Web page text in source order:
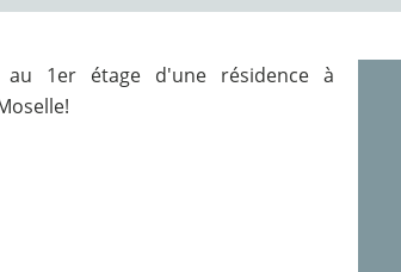
1er étage d'une résidence à